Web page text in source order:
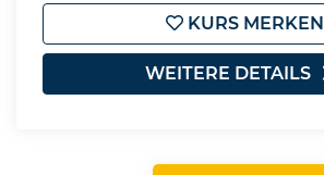
KURS MERKEN
WEITERE DETAILS